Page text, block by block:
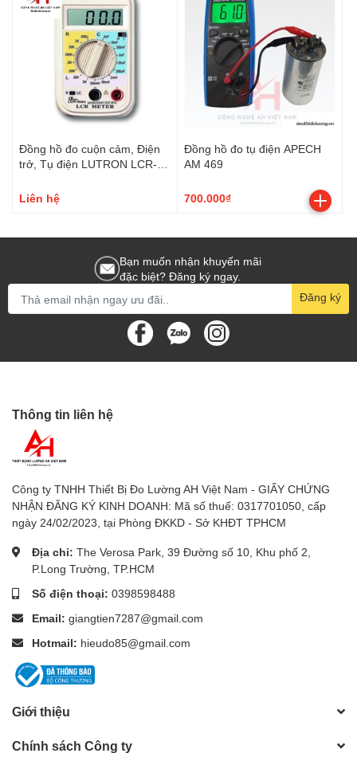
Đồng hồ đo cuộn cảm, Điện
trở, Tụ điện LUTRON LCR-
Liên hệ
Đồng hồ đo tụ điện APECH
AM 469
700.000₫
Bạn muốn nhận khuyến mãi
đặc biệt? Đăng ký ngay.
Đăng ký
Thông tin liên hệ
Công ty TNHH Thiết Bị Đo Lường AH Việt Nam - GIẤY CHỨNG
NHẬN ĐĂNG KÝ KINH DOANH: Mã số thuế: 0317701050, cấp
ngày 24/02/2023, tại Phòng ĐKKD - Sở KHĐT TPHCM
Địa chỉ: The Verosa Park, 39 Đường số 10, Khu phố 2,
P.Long Trường, TP.HCM
Số điện thoại: 0398598488
Email: giangtien7287@gmail.com
Hotmail: hieudo85@gmail.com
Giới thiệu
Chính sách Công ty